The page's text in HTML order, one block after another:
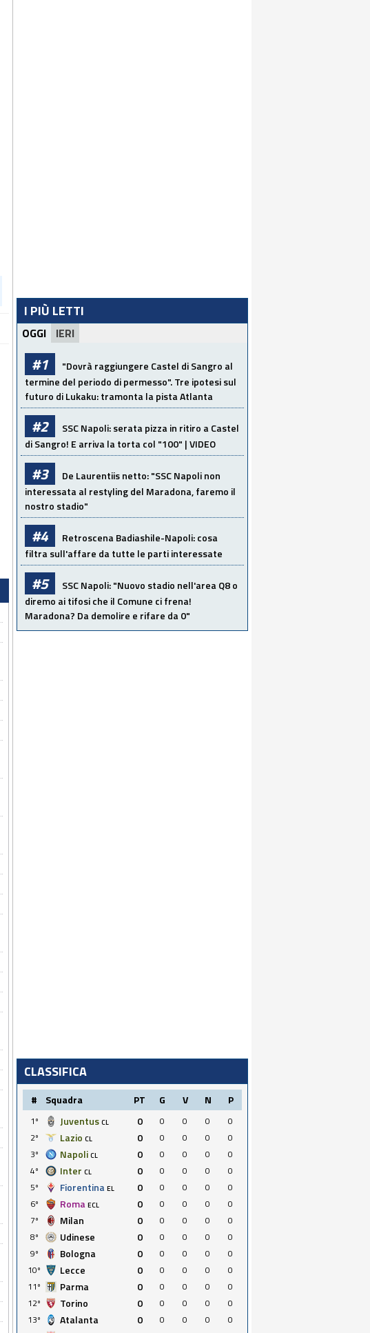
I PIÙ LETTI
OGGI IERI
#1
"Dovrà raggiungere Castel di Sangro al
termine del periodo di permesso". Tre ipotesi sul
futuro di Lukaku: tramonta la pista Atlanta
#2
SSC Napoli: serata pizza in ritiro a Castel
di Sangro! E arriva la torta col "100" | VIDEO
#3
De Laurentiis netto: "SSC Napoli non
interessata al restyling del Maradona, faremo il
nostro stadio"
#4
Retroscena Badiashile-Napoli: cosa
filtra sull'affare da tutte le parti interessate
#5
SSC Napoli: "Nuovo stadio nell'area Q8 o
diremo ai tifosi che il Comune ci frena!
Maradona? Da demolire e rifare da 0"
CLASSIFICA
# Squadra PT G V N P
1º Juventus CL 0 0 0 0
0
2º
Lazio CL 0 0 0 0
0
3º
Napoli CL 0 0 0 0
0
4º
Inter CL 0 0 0 0
0
5º
Fiorentina EL 0 0 0 0
0
6º
Roma ECL 0 0 0 0
0
7º
Milan 0 0 0 0
0
8º
Udinese 0 0 0 0
0
9º
Bologna 0 0 0 0
0
10º
Lecce 0 0 0 0
0
11º
Parma 0 0 0 0
0
12º
Torino 0 0 0 0
0
13º
Atalanta 0 0 0 0
0